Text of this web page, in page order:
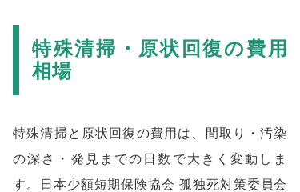
特殊清掃・原状回復の費用
相場
特殊清掃と原状回復の費用は、間取り・汚染
の深さ・発見までの日数で大きく変動しま
す。日本少額短期保険協会 孤独死対策委員会